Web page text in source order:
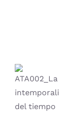
AL
CARRITO
DETALLES